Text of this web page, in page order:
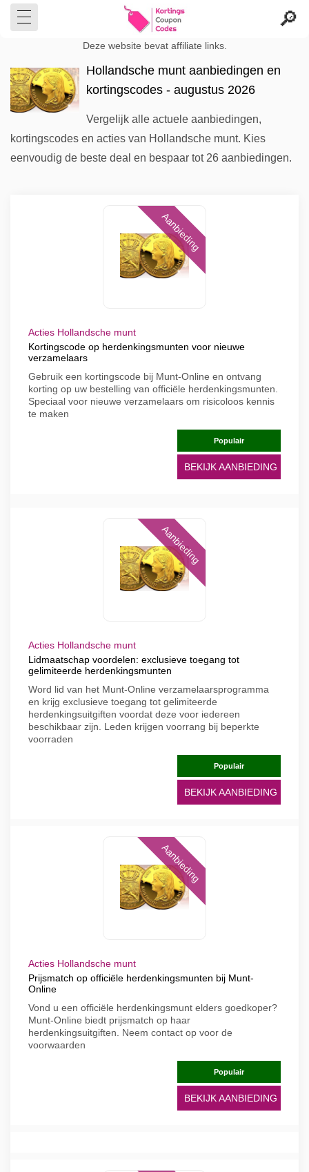
Deze website bevat affiliate links.
Hollandsche munt aanbiedingen en
kortingscodes - augustus 2026
Vergelijk alle actuele aanbiedingen,
kortingscodes en acties van Hollandsche munt. Kies
eenvoudig de beste deal en bespaar tot 26 aanbiedingen.
Aanbieding
Acties Hollandsche munt
Kortingscode op herdenkingsmunten voor nieuwe
verzamelaars
Gebruik een kortingscode bij Munt-Online en ontvang
korting op uw bestelling van officiële herdenkingsmunten.
Speciaal voor nieuwe verzamelaars om risicoloos kennis
te maken
Populair
BEKIJK AANBIEDING
Aanbieding
Acties Hollandsche munt
Lidmaatschap voordelen: exclusieve toegang tot
gelimiteerde herdenkingsmunten
Word lid van het Munt-Online verzamelaarsprogramma
en krijg exclusieve toegang tot gelimiteerde
herdenkingsuitgiften voordat deze voor iedereen
beschikbaar zijn. Leden krijgen voorrang bij beperkte
voorraden
Populair
BEKIJK AANBIEDING
Aanbieding
Acties Hollandsche munt
Prijsmatch op officiële herdenkingsmunten bij Munt-
Online
Vond u een officiële herdenkingsmunt elders goedkoper?
Munt-Online biedt prijsmatch op haar
herdenkingsuitgiften. Neem contact op voor de
voorwaarden
Populair
BEKIJK AANBIEDING